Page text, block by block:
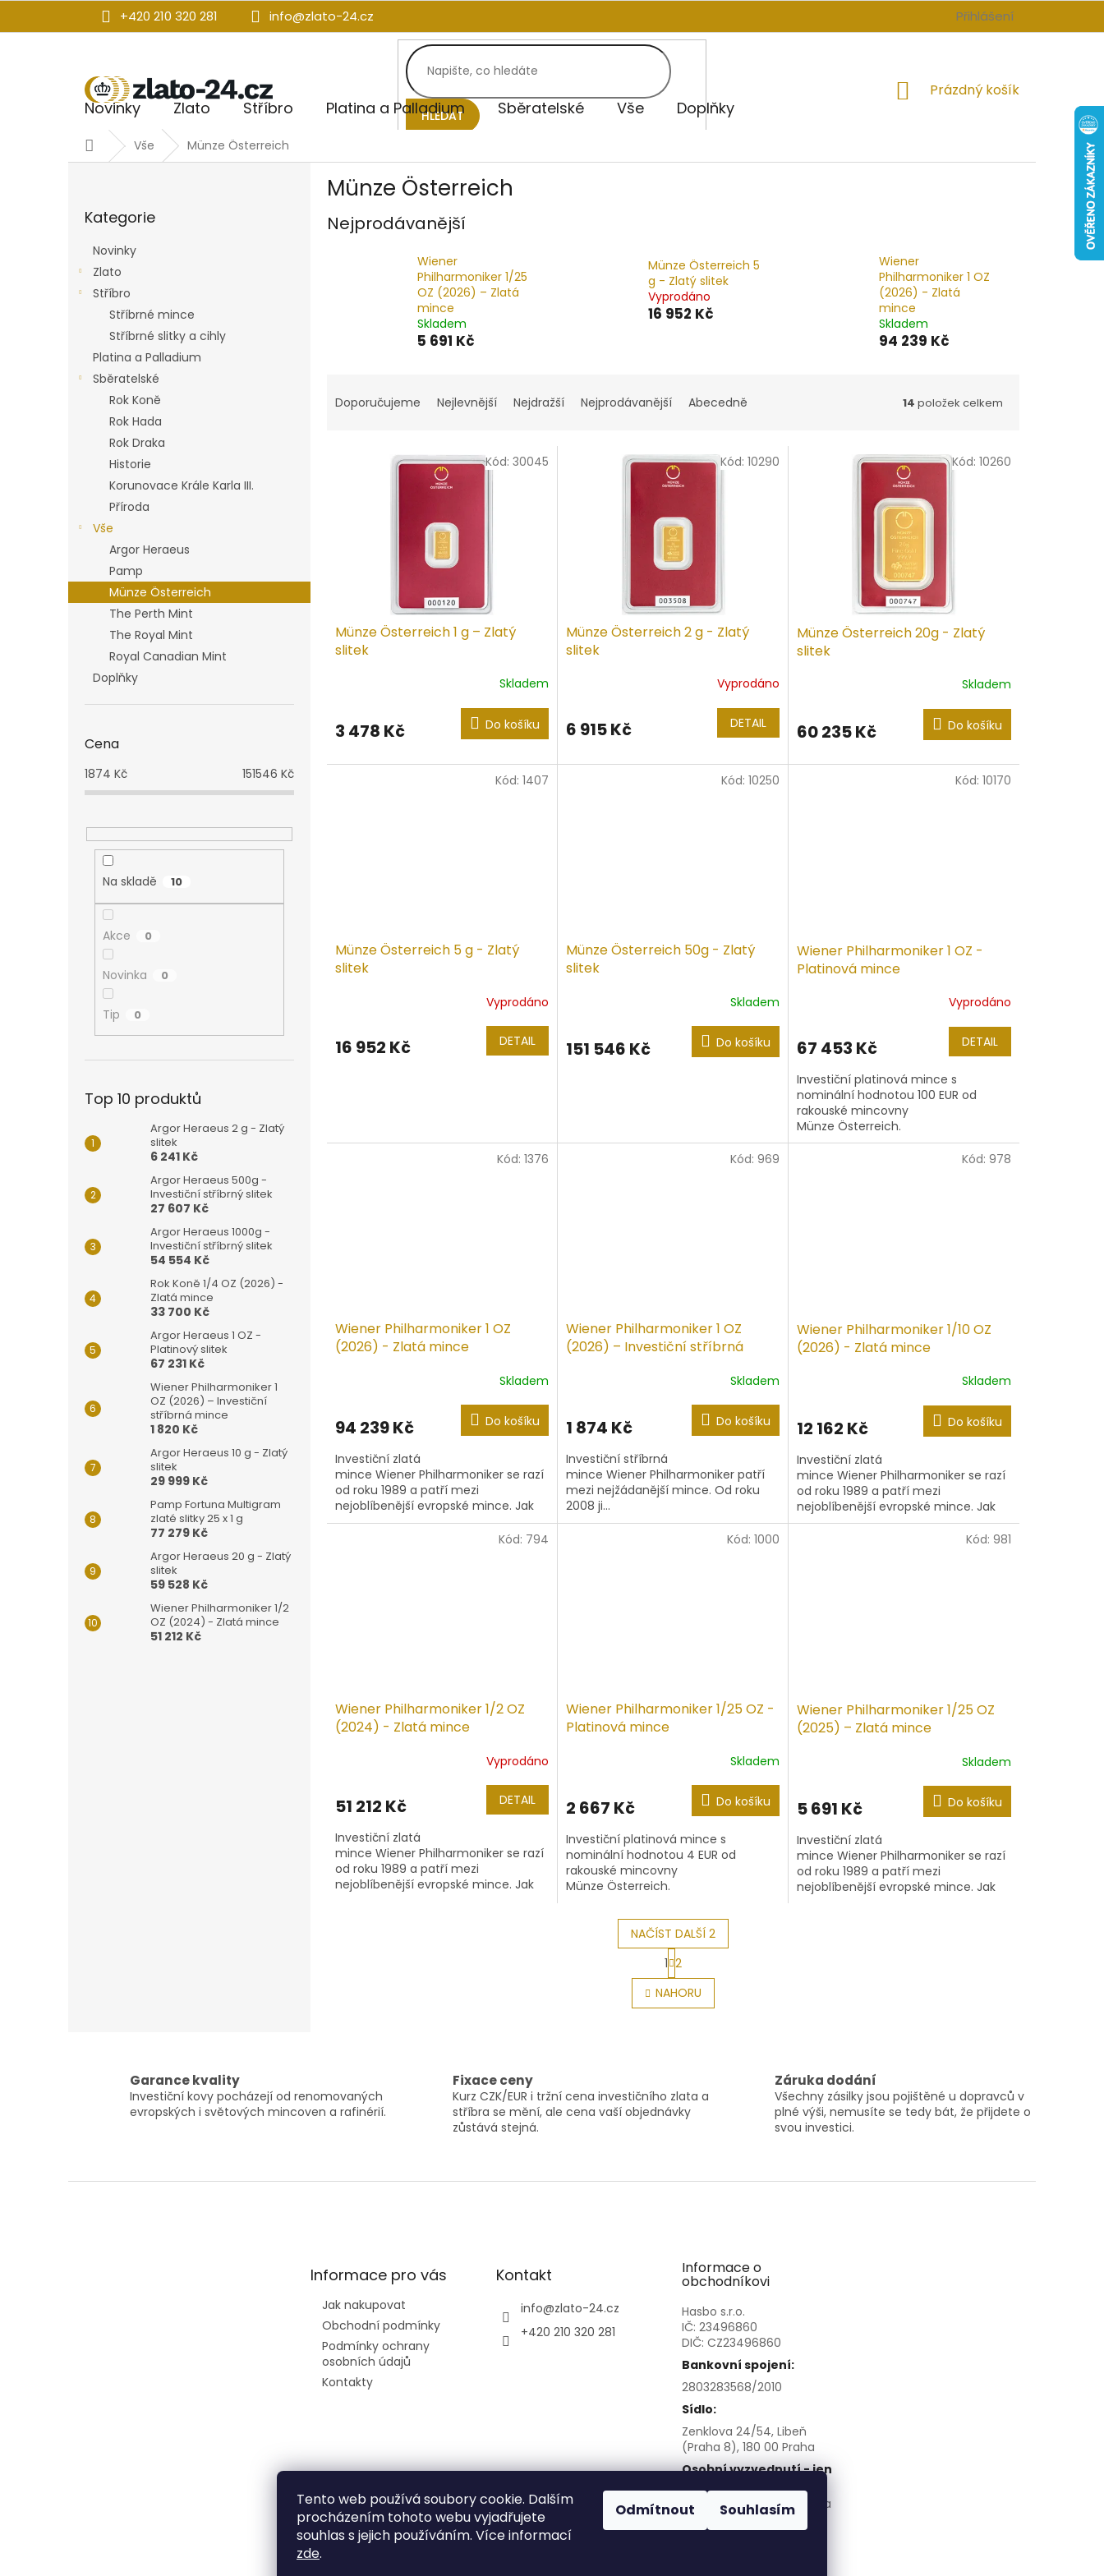
Tento web používá soubory cookie. Dalším
procházením tohoto webu vyjadřujete
souhlas s jejich používáním. Více informací
zde.
Odmítnout Souhlasím
obsah
+420 210 320 281 info@zlato-24.cz Přihlášení
HLEDAT
NÁKUPNÍ
Prázdný košík
Novinky Zlato Stříbro Platina a Palladium Sběratelské Vše Doplňky
DomůVše Münze Österreich
kategorie
Kategorie
Novinky
Zlato
Stříbro
Stříbrné mince
Stříbrné slitky a cihly
Platina a Palladium
Sběratelské
Rok Koně
Rok Hada
Rok Draka
Historie
Korunovace Krále Karla III.
Příroda
Vše
Argor Heraeus
Pamp
Münze Österreich
The Perth Mint
The Royal Mint
Royal Canadian Mint
Doplňky
Cena
1874 Kč 151546 Kč
Na skladě 10
Akce 0
Novinka 0
Tip 0
Top 10 produktů
Argor Heraeus 2 g - Zlatý
slitek
6 241 Kč
Argor Heraeus 500g -
Investiční stříbrný slitek
27 607 Kč
Argor Heraeus 1000g -
Investiční stříbrný slitek
54 554 Kč
Rok Koně 1/4 OZ (2026) -
Zlatá mince
33 700 Kč
Argor Heraeus 1 OZ -
Platinový slitek
67 231 Kč
Wiener Philharmoniker 1
OZ (2026) – Investiční
stříbrná mince
1 820 Kč
Argor Heraeus 10 g - Zlatý
slitek
29 999 Kč
Pamp Fortuna Multigram
zlaté slitky 25 x 1 g
77 279 Kč
Argor Heraeus 20 g - Zlatý
slitek
59 528 Kč
Wiener Philharmoniker 1/2
OZ (2024) - Zlatá mince
51 212 Kč
Münze Österreich
Nejprodávanější
Wiener
Philharmoniker 1/25
OZ (2026) – Zlatá
mince
Skladem
5 691 Kč
Münze Österreich 5
g - Zlatý slitek
Vyprodáno
16 952 Kč
Wiener
Philharmoniker 1 OZ
(2026) - Zlatá
mince
Skladem
94 239 Kč
aDoporučujeme Nejlevnější Nejdražší Nejprodávanější Abecedně 14 položek celkem
Münze Österreich 1 g – Zlatý
slitek
je
z
Skladem
3 478 Kč Do košíku
Kód: 30045
Münze Österreich 2 g - Zlatý
slitek
je
z
Vyprodáno
6 915 Kč DETAIL
Kód: 10290
Münze Österreich 20g - Zlatý
slitek
Skladem
60 235 Kč Do košíku
Kód: 10260
Münze Österreich 5 g - Zlatý
slitek
je
Vyprodáno
16 952 Kč DETAIL
Kód: 1407
Münze Österreich 50g - Zlatý
slitek
Skladem
151 546 Kč Do košíku
Kód: 10250
Wiener Philharmoniker 1 OZ -
Platinová mince
Vyprodáno
67 453 Kč DETAIL
Investiční platinová mince s
nominální hodnotou 100 EUR od
rakouské mincovny
Münze Österreich.
Kód: 10170
Wiener Philharmoniker 1 OZ
(2026) - Zlatá mince
Skladem
94 239 Kč Do košíku
Investiční zlatá
mince Wiener Philharmoniker se razí
od roku 1989 a patří mezi
nejoblíbenější evropské mince. Jak
napovídá její název, je ražena podle
Kód: 1376
Wiener Philharmoniker 1 OZ
(2026) – Investiční stříbrná
je
z
5
hvězdiček.
Skladem
1 874 Kč Do košíku
Investiční stříbrná
mince Wiener Philharmoniker patří
mezi nejžádanější mince. Od roku
2008 ji...
Kód: 969
Wiener Philharmoniker 1/10 OZ
(2026) - Zlatá mince
Skladem
12 162 Kč Do košíku
Investiční zlatá
mince Wiener Philharmoniker se razí
od roku 1989 a patří mezi
nejoblíbenější evropské mince. Jak
napovídá její název, je ražena podle
Kód: 978
Wiener Philharmoniker 1/2 OZ
(2024) - Zlatá mince
Vyprodáno
51 212 Kč DETAIL
Investiční zlatá
mince Wiener Philharmoniker se razí
od roku 1989 a patří mezi
nejoblíbenější evropské mince. Jak
Kód: 794
Wiener Philharmoniker 1/25 OZ -
Platinová mince
Skladem
2 667 Kč Do košíku
Investiční platinová mince s
nominální hodnotou 4 EUR od
rakouské mincovny
Münze Österreich.
Kód: 1000
Wiener Philharmoniker 1/25 OZ
(2025) – Zlatá mince
Skladem
5 691 Kč Do košíku
Investiční zlatá
mince Wiener Philharmoniker se razí
od roku 1989 a patří mezi
nejoblíbenější evropské mince. Jak
Kód: 981
O
v
p
r
ý
NAČÍST DALŠÍ 2
S
t
r
á
n
í
1 2
NAHORU
Garance kvality
Investiční kovy pocházejí od renomovaných
evropských i světových mincoven a rafinérií.
Fixace ceny
Kurz CZK/EUR i tržní cena investičního zlata a
stříbra se mění, ale cena vaší objednávky
zůstává stejná.
Záruka dodání
Všechny zásilky jsou pojištěné u dopravců v
plné výši, nemusíte se tedy bát, že přijdete o
svou investici.
Informace pro vás
Jak nakupovat
Obchodní podmínky
Podmínky ochrany
osobních údajů
Kontakty
Kontakt
info@zlato-24.cz
+420 210 320 281
Informace o
obchodníkovi
Hasbo s.r.o.
IČ: 23496860
DIČ: CZ23496860
Bankovní spojení:
2803283568/2010
Sídlo:
Zenklova 24/54, Libeň
(Praha 8), 180 00 Praha
Osobní vyzvednutí - jen
Sokolovská 266/145, Praha
8